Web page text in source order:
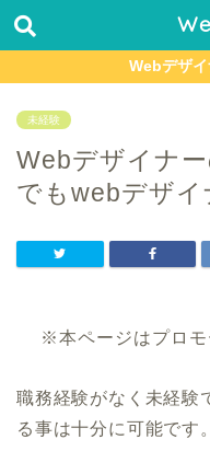
Webデザ
未経験
Webデザイナ
でもwebデザ
※本ページはプロモ
職務経験がなく未経験
る事は十分に可能です。